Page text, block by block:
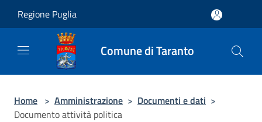
Regione Puglia
Comune di Taranto
Home > Amministrazione > Documenti e dati >
Documento attività politica